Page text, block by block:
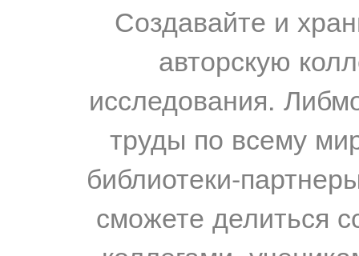
Создавайте и
авторскую
исследования.
труды по всему
библиотеки-
сможете делиться